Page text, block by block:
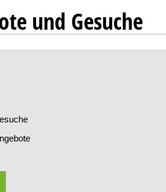
und Gesuche